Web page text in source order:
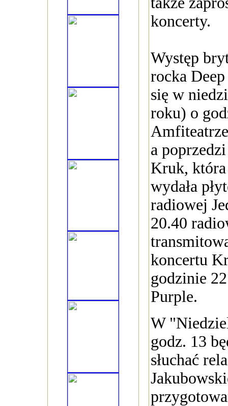
koncerty.
Występ
rocka
się w
roku) o
a
Kruk,
wydała
radiowej
20.40
koncertu
godzinie
Purple.
W
godz. 13
słuchać